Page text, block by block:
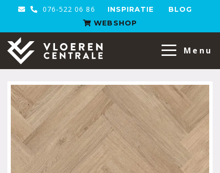
076-522 06 86 INSPIRATIE
BLOG
WEBSHOP
VloerenCentrale
Menu